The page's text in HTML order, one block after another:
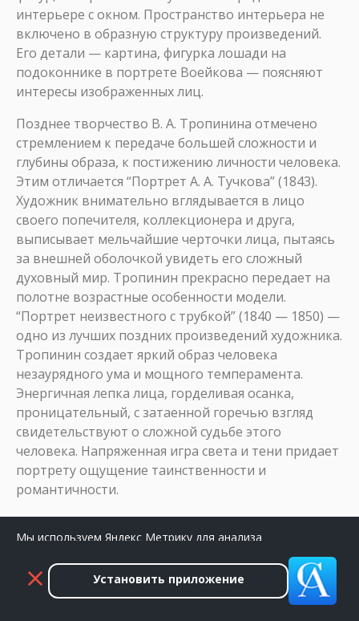
интерьере с окном. Пространство интерьера не
включено в образную структуру произведений.
Его детали — картина, фигурка лошади на
подоконнике в портрете Воейкова — поясняют
интересы изображенных лиц.
Позднее творчество В. А. Тропинина отмечено
стремлением к передаче большей сложности и
глубины образа, к постижению личности человека.
Этим отличается “Портрет А. А. Тучкова” (1843).
Художник внимательно вглядывается в лицо
своего попечителя, коллекционера и друга,
выписывает мельчайшие черточки лица, пытаясь
за внешней оболочкой увидеть его сложный
духовный мир. Тропинин прекрасно передает на
полотне возрастные особенности модели.
“Портрет неизвестного с трубкой” (1840 — 1850) —
одно из лучших поздних произведений художника.
Тропинин создает яркий образ человека
незаурядного ума и мощного темперамента.
Энергичная лепка лица, горделивая осанка,
проницательный, с затаенной горечью взгляд
свидетельствуют о сложной судьбе этого
человека. Напряженная игра света и тени придает
портрету ощущение таинственности и
романтичности.
В поздних портретах — М.Ф.Протасьева и
Е.П.Протасьевой (1840-е), Е.А.Селивановской (1852),
Левицкой-Волконской (?) (1852) Тропинину
удалось достичь редкой гармонии трезвой
объективности с повествованием о бытовом
Установить приложение
Мы используем Яндекс Метрику для анализа
разрешить сбор данных.